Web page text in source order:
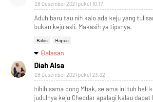
28 Desember 2021 pukul 10.17
Aduh baru tau nih kalo ada keju yang
bukan keju asli. Makasih ya tipsnya.
Balas Hapus
Balasan
Diah Alsa
28 Desember 2021 pukul 23.02
hihih sama dong Mbak, selama ini tuh beli
judulnya keju Cheddar apalagi kalau dapat